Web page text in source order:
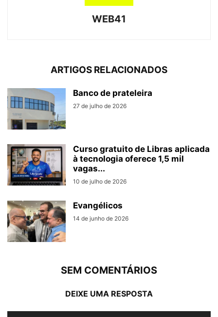
WEB41
ARTIGOS RELACIONADOS
Banco de prateleira
27 de julho de 2026
Curso gratuito de Libras aplicada
à tecnologia oferece 1,5 mil
vagas...
10 de julho de 2026
Evangélicos
14 de junho de 2026
SEM COMENTÁRIOS
DEIXE UMA RESPOSTA